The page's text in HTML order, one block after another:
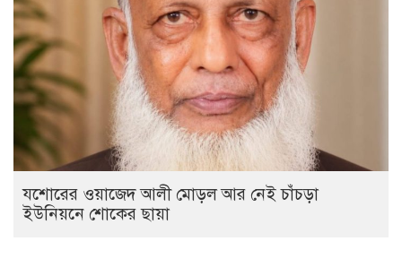
যশোরের ওয়াজেদ আলী মোড়ল আর নেই চাঁচড়া
ইউনিয়নে শোকের ছায়া